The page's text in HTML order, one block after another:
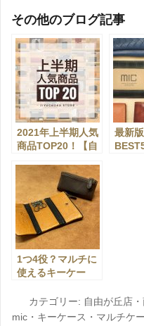
その他のブログ記事
2021年上半期人気
商品TOP20！【自
最新
1つ4役？マルチに
使えるキーケー
店】カテゴリー: 自由が丘店 ・
mic ・ キーケース ・ マルチケ